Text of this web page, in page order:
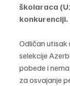
školaraca
konkurenciji.
Odličan utisak
selekcije
pobede i
za osvajanje